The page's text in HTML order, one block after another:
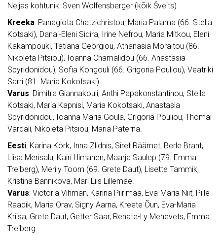
Neljas kohtunik: Sven Wolfensberger (kõik Šveits)
Kreeka: Panagiota Chatzichristou, Maria Palama (66. Stella
Kotsaki), Danai-Eleni Sidira, Irine Nefrou, Maria Mitkou, Eleni
Kakampouki, Tatiana Georgiou, Athanasia Moraitou (86.
Nikoleta Pitsiou), Ioanna Chamalidou (66. Anastasia
Spyridonidou), Sofia Kongouli (66. Grigoria Pouliou), Veatriki
Sarri (81. Maria Kokotsaki).
Varus: Dimitra Giannakouli, Anthi Papakonstantinou, Stella
Kotsaki, Maria Kapnisi, Maria Kokotsaki, Anastasia
Spyridonidou, Ioanna Maria Goula, Grigoria Pouliou, Thomai
Vardali, Nikoleta Pitsiou, Maria Paterna.
Eesti: Karina Kork, Inna Zlidnis, Siret Räämet, Berle Brant,
Liisa Merisalu, Kairi Himanen, Maarja Saulep (79. Emma
Treiberg), Merily Toom (69. Grete Daut), Lisette Tammik,
Kristina Bannikova, Mari Liis Lillemäe.
Varus: Victoria Vihman, Karina Piirimaa, Eva-Maria Niit, Pille
Raadik, Maria Orav, Signy Aarna, Kreete Õun, Eva-Maria
Kriisa, Grete Daut, Getter Saar, Renate-Ly Mehevets, Emma
Treiberg.